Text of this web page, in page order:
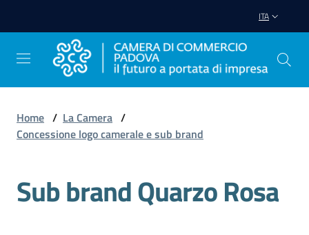
ITA
Avviare
Home / La Camera /
Concessione logo camerale e sub brand
Sub brand Quarzo Rosa